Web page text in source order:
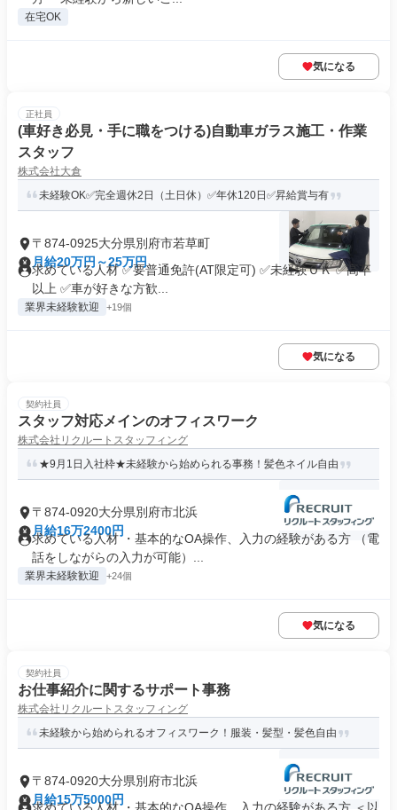
在宅OK
気になる
正社員
(車好き必見・手に職をつける)自動車ガラス施工・作業
スタッフ
株式会社大倉
未経験OK✅完全週休2日（土日休）✅年休120日✅昇給賞与有
〒874-0925大分県別府市若草町
月給20万円～25万円
求めている人材 ✅要普通免許(AT限定可) ✅未経験ＯＫ ✅高卒
以上 ✅車が好きな方歓...
業界未経験歓迎 +19個
気になる
契約社員
スタッフ対応メインのオフィスワーク
株式会社リクルートスタッフィング
★9月1日入社枠★未経験から始められる事務！髪色ネイル自由
〒874-0920大分県別府市北浜
月給16万2400円
求めている人材 ・基本的なOA操作、入力の経験がある方 （電
話をしながらの入力が可能）...
業界未経験歓迎 +24個
気になる
契約社員
お仕事紹介に関するサポート事務
株式会社リクルートスタッフィング
未経験から始められるオフィスワーク！服装・髪型・髪色自由
〒874-0920大分県別府市北浜
月給15万5000円